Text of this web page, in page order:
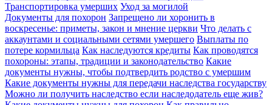
Транспортировка умерших Уход за могилой
Документы для похорон Запрещено ли хоронить в
воскресенье: приметы, закон и мнение церкви Что делать с
аккаунтами и социальными сетями умершего Выплаты по
потере кормильца Как наследуются кредиты Как проводятся
похороны: этапы, традиции и законодательство Какие
документы нужны, чтобы подтвердить родство с умершим
Какие документы нужны для передачи наследства государству
Можно ли получить наследство если наследодатель еще жив?